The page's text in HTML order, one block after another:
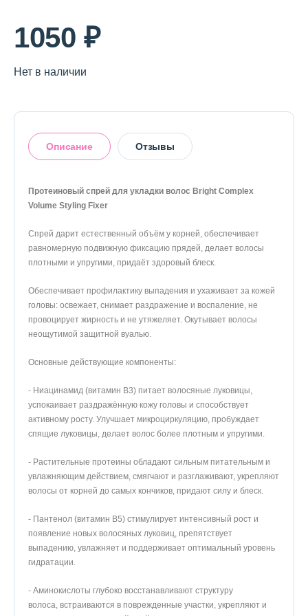
Доставка и оплата
Политика конфиденциальности
+7 (996) 962 69 66
1050 ₽
Нет в наличии
Описание Отзывы
Протеиновый спрей для укладки волос Bright Complex
Volume Styling Fixer
Спрей дарит естественный объём у корней, обеспечивает
равномерную подвижную фиксацию прядей, делает волосы
плотными и упругими, придаёт здоровый блеск.
Обеспечивает профилактику выпадения и ухаживает за кожей
головы: освежает, снимает раздражение и воспаление, не
провоцирует жирность и не утяжеляет. Окутывает волосы
неощутимой защитной вуалью.
Основные действующие компоненты:
- Ниацинамид (витамин B3) питает волосяные луковицы,
успокаивает раздражённую кожу головы и способствует
активному росту. Улучшает микроциркуляцию, пробуждает
спящие луковицы, делает волос более плотным и упругими.
- Растительные протеины обладают сильным питательным и
увлажняющим действием, смягчают и разглаживают, укрепляют
волосы от корней до самых кончиков, придают силу и блеск.
- Пантенол (витамин B5) стимулирует интенсивный рост и
появление новых волосяных луковиц, препятствует
выпадению, увлажняет и поддерживает оптимальный уровень
гидратации.
- Аминокислоты глубоко восстанавливают структуру
волоса, встраиваются в поврежденные участки, укрепляют и